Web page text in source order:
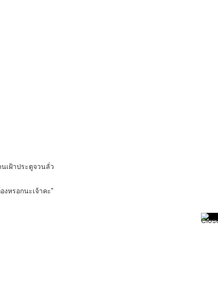
เฝ้าประตูจวนลั่ว
หรอกนะเจ้าคะ”